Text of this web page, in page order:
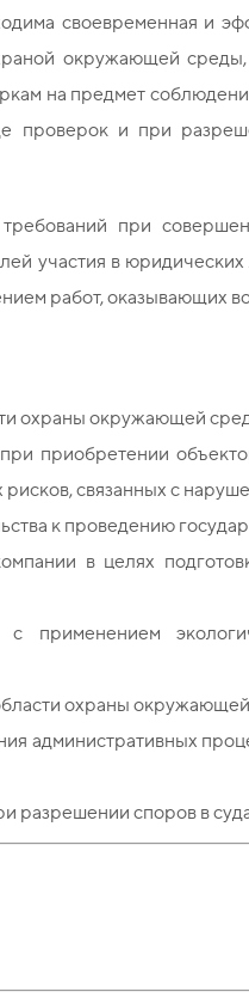
своевременная и
окружающей
на предмет
проверок и при
при
участия в
работ, оказывающих
охраны окружающей
приобретении
связанных с
к проведению
в целях
применением
охраны
административных
разрешении споров в